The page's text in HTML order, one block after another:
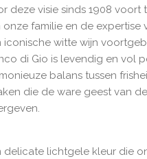
deze visie sinds 1908
onze familie en de expertise
iconische witte wijn
di Gio is levendig en vol
balans tussen
die de ware geest van
delicate lichtgele kleur die